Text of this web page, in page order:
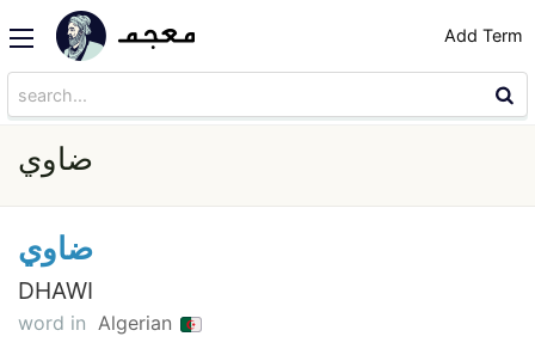
Add Term
ضاوي
ضاوي
DHAWI
word in Algerian